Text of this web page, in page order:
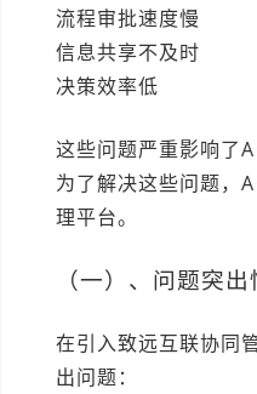
流程审批速度慢
信息共享不及时
决策效率低
这些问题严重影响了
为了解决这些问题，
理平台。
（一）、问题突出
在引入致远互联协同
出问题：